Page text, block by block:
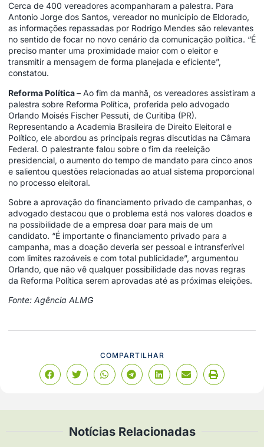
Cerca de 400 vereadores acompanharam a palestra. Para
Antonio Jorge dos Santos, vereador no município de Eldorado,
as informações repassadas por Rodrigo Mendes são relevantes
no sentido de focar no novo cenário da comunicação política. “É
preciso manter uma proximidade maior com o eleitor e
transmitir a mensagem de forma planejada e eficiente”,
constatou.
Reforma Política– Ao fim da manhã, os vereadores assistiram a
palestra sobre Reforma Política, proferida pelo advogado
Orlando Moisés Fischer Pessuti, de Curitiba (PR).
Representando a Academia Brasileira de Direito Eleitoral e
Político, ele abordou as principais regras discutidas na Câmara
Federal. O palestrante falou sobre o fim da reeleição
presidencial, o aumento do tempo de mandato para cinco anos
e salientou questões relacionadas ao atual sistema proporcional
no processo eleitoral.
Sobre a aprovação do financiamento privado de campanhas, o
advogado destacou que o problema está nos valores doados e
na possibilidade de a empresa doar para mais de um
candidato. “É importante o financiamento privado para a
campanha, mas a doação deveria ser pessoal e intransferível
com limites razoáveis e com total publicidade”, argumentou
Orlando, que não vê qualquer possibilidade das novas regras
da Reforma Política serem aprovadas até as próximas eleições.
Fonte: Agência ALMG
COMPARTILHAR
Notícias Relacionadas